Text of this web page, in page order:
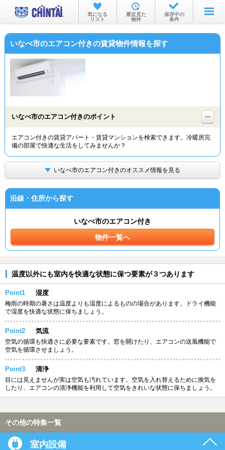
お部屋を探す
沿線・駅から
物件特集から
TOP
気になる
リスト
最近見た
物件
保存中の
条件
いなべ市のエアコン付きの賃貸物件情報を探す
いなべ市のエアコン付きのポイント
エアコン付きの賃貸アパート・賃貸マンションを検索できます。冷暖房完
備の部屋で快適な生活をしてみませんか？
いなべ市のエアコン付きのオススメ情報を見る
沿線・住所から探す
いなべ市のエアコン付き
物件一覧へ
温度以外にも室内を快適な状態に保つ要素が３つあります
Point1 湿度
梅雨の時期の暑さは温度よりも湿度によるものの場合があります。ドライ機能
で湿度を快適な状態に保ちましょう。
Point2 気流
空気の循環も快適さに必要な要素です。窓を開けたり、エアコンの送風機能で
空気を循環させましょう。
Point3 清浄
目には見えませんが実は空気も汚れています。空気を入れ替えるために換気を
したり、エアコンの清浄機能を利用して空気をきれいな状態に保ちましょう。
その他の特集一覧
室内設備